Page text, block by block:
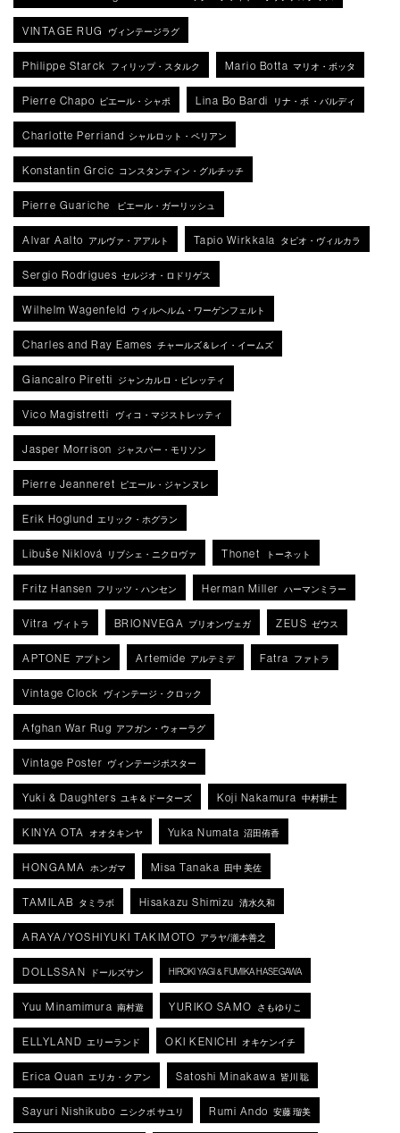
VINTAGE RUG ヴィンテージラグ
Philippe Starck フィリップ・スタルク Mario Botta マリオ・ボッタ
Pierre Chapo ピエール・シャポ Lina Bo Bardi リナ・ボ ・バルディ
Charlotte Perriand シャルロット・ペリアン
Konstantin Grcic コンスタンティン・グルチッチ
Pierre Guariche ピエール・ガーリッシュ
Alvar Aalto アルヴァ・アアルト Tapio Wirkkala タピオ・ヴィルカラ
Sergio Rodrigues セルジオ・ロドリゲス
Wilhelm Wagenfeld ウィルヘルム・ワーゲンフェルト
Charles and Ray Eames チャールズ＆レイ・イームズ
Giancalro Piretti ジャンカルロ・ピレッティ
Vico Magistretti ヴィコ・マジストレッティ
Jasper Morrison ジャスパー・モリソン
Pierre Jeanneret ピエール・ジャンヌレ
Erik Hoglund エリック・ホグラン
Libuše Niklová リブシェ・ニクロヴァ Thonet トーネット
Fritz Hansen フリッツ・ハンセン Herman Miller ハーマンミラー
Vitra ヴィトラ BRIONVEGA ブリオンヴェガ ZEUS ゼウス
APTONE アプトン Artemide アルテミデ Fatra ファトラ
Vintage Clock ヴィンテージ・クロック
Afghan War Rug アフガン・ウォーラグ
Vintage Poster ヴィンテージポスター
Yuki & Daughters ユキ＆ドーターズ Koji Nakamura 中村耕士
KINYA OTA オオタキンヤ Yuka Numata 沼田侑香
HONGAMA ホンガマ Misa Tanaka 田中 美佐
TAMILAB タミラボ Hisakazu Shimizu 清水久和
ARAYA/YOSHIYUKI TAKIMOTO アラヤ/瀧本善之
DOLLSSAN ドールズサン HIROKI YAGI & FUMIKA HASEGAWA
Yuu Minamimura 南村遊 YURIKO SAMO さもゆりこ
ELLYLAND エリーランド OKI KENICHI オキケンイチ
Erica Quan エリカ・クアン Satoshi Minakawa 皆川 聡
Sayuri Nishikubo ニシクボ サユリ Rumi Ando 安藤 瑠美